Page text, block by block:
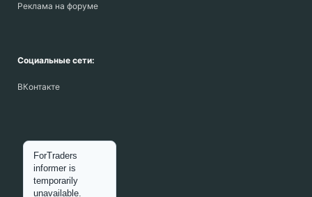
Реклама на форуме
Социальные сети:
ВКонтакте